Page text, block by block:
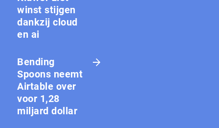
winst stijgen
dankzij cloud
en ai
Bending
Spoons neemt
Airtable over
voor 1,28
miljard dollar